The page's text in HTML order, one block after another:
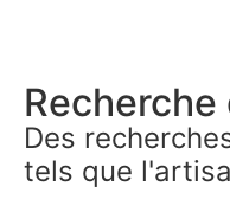
Des
tels que